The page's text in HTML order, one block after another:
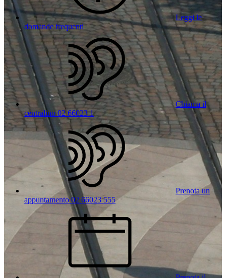
Leggi le
domande frequenti
Chiama il
centralino 02 66023 1
Prenota un
appuntamento 02 66023 555